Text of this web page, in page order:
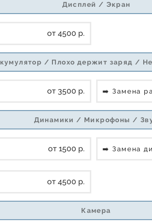
Дисплей / Экран
от 4500 р.
/ Плохо держит заряд /
от 3500 р. ➡️ Замена
Динамики / Микрофоны /
от 1500 р. ➡️ Замена
от 4500 р.
Камера